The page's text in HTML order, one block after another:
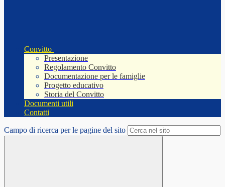
Convitto
Presentazione
Regolamento Convitto
Documentazione per le famiglie
Progetto educativo
Storia del Convitto
Documenti utili
Contatti
Campo di ricerca per le pagine del sito